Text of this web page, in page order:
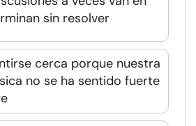
sin resolver
cerca porque nuestra
no se ha sentido fuerte